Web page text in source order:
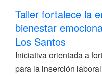
Taller fortalece la
bienestar
Los Santos
Iniciativa orientada a
para la inserción